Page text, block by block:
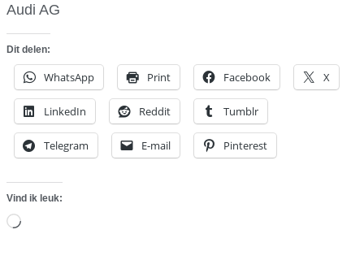
Audi AG
Dit delen:
WhatsApp Print Facebook X
LinkedIn Reddit Tumblr
Telegram E-mail Pinterest
Vind ik leuk:
Aan